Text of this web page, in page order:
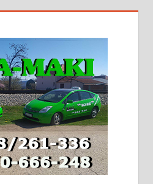
у Алексинцу,
једна уз другу.
централно
и дрва. Две
023
опремљену
путу, на
око 7 ари.
102-35-25